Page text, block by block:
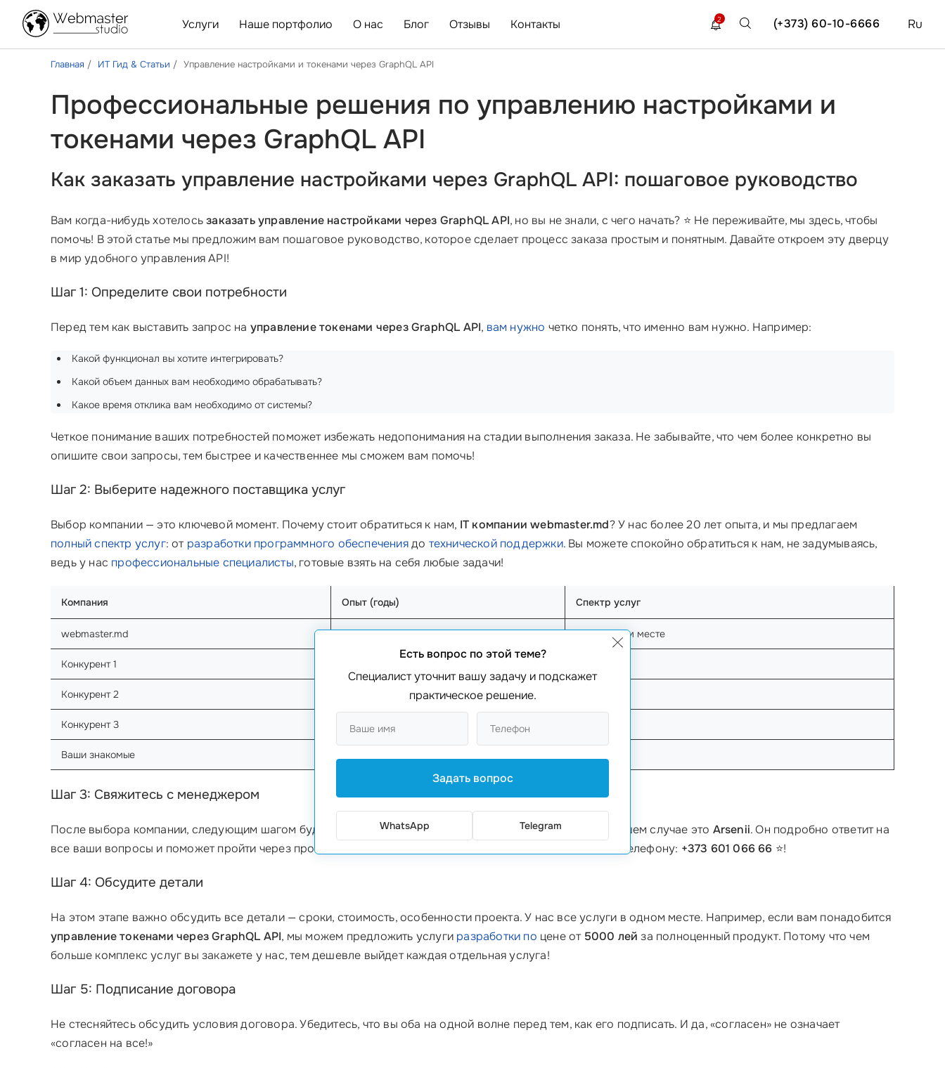
Услуги Наше портфолио О нас Блог Отзывы Контакты Ru
(+373) 60-10-6666
2
Главная ИТ Гид & Статьи Управление настройками и токенами через GraphQL API
Профессиональные решения по управлению настройками и
токенами через GraphQL API
Как заказать управление настройками через GraphQL API: пошаговое руководство
Вам когда-нибудь хотелосьзаказать управление настройками через GraphQL API, но вы не знали, с чего начать? ⭐ Не переживайте, мы здесь, чтобы
помочь! В этой статье мы предложим вам пошаговое руководство, которое сделает процесс заказа простым и понятным. Давайте откроем эту дверцу
в мир удобного управления API!
Шаг 1: Определите свои потребности
Перед тем как выставить запрос на управление токенами через GraphQL API, вам нужно четко понять, что именно вам нужно. Например:
Какой функционал вы хотите интегрировать?
Какой объем данных вам необходимо обрабатывать?
Какое время отклика вам необходимо от системы?
Четкое понимание ваших потребностей поможет избежать недопонимания на стадии выполнения заказа. Не забывайте, что чем более конкретно вы
опишите свои запросы, тем быстрее и качественнее мы сможем вам помочь!
Шаг 2: Выберите надежного поставщика услуг
Выбор компании — это ключевой момент. Почему стоит обратиться к нам, IT компании webmaster.md? У нас более 20 лет опыта, и мы предлагаем
полный спектр услуг: от разработки программного обеспечениядо технической поддержки. Вы можете спокойно обратиться к нам, не задумываясь,
ведь у нас профессиональные специалисты, готовые взять на себя любые задачи!
Компания Опыт (годы) Спектр услуг
webmaster.md 20 Все в одном месте
Конкурент 1
Конкурент 2
Конкурент 3
Ваши знакомые
Шаг 3: Свяжитесь с менеджером
После выбора компании, следующим шагом будет общение с менеджером по работе с клиентами. В нашем случае это Arsenii. Он подробно ответит на
все ваши вопросы и поможет пройти через процесс заказа. И не забывайте, что мы всегда на связи по телефону: +373 601 066 66 ⭐!
Шаг 4: Обсудите детали
На этом этапе важно обсудить все детали — сроки, стоимость, особенности проекта. У нас все услуги в одном месте. Например, если вам понадобится
управление токенами через GraphQL API, мы можем предложить услуги разработки по цене от 5000 лей за полноценный продукт. Потому что чем
больше комплекс услуг вы закажете у нас, тем дешевле выйдет каждая отдельная услуга!
Шаг 5: Подписание договора
Не стесняйтесь обсудить условия договора. Убедитесь, что вы оба на одной волне перед тем, как его подписать. И да, «согласен» не означает
«согласен на все!»
Есть вопрос по этой теме?
Специалист уточнит вашу задачу и подскажет
практическое решение.
Задать вопрос
WhatsApp Telegram